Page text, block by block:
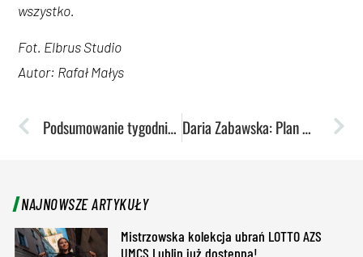
wszystko.
Fot. Elbrus Studio
Autor: Rafał Małys
Podsumowanie tygodnia: Zdolna młodzież śmiga w wodzie Daria Zabawska: Plan minimum został wykonany
NAJNOWSZE ARTYKUŁY
Mistrzowska kolekcja ubrań LOTTO AZS
UMCS Lublin już dostępna!